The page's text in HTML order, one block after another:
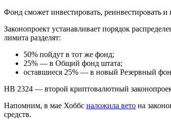
Фонд сможет инвестировать, реинвестировать
Законопроект устанавливает порядок
лимита разделят:
50% пойдут в тот же фонд;
25% — в Общий фонд штата;
оставшиеся 25% — в новый Резервный
HB 2324 — второй криптовалютный
Напомним, в мае Хоббс наложила вето на
средств.